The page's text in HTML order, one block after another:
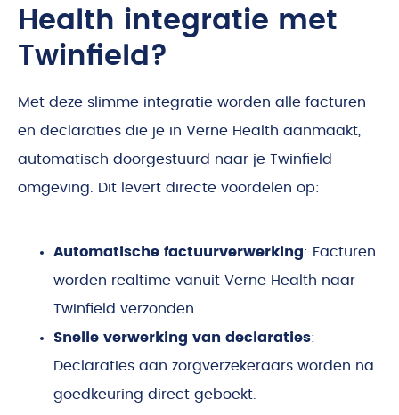
Health integratie met
Twinfield?
Met deze slimme integratie worden alle facturen
en declaraties die je in Verne Health aanmaakt,
automatisch doorgestuurd naar je Twinfield-
omgeving. Dit levert directe voordelen op:
Automatische factuurverwerking: Facturen
worden realtime vanuit Verne Health naar
Twinfield verzonden.
Snelle verwerking van declaraties:
Declaraties aan zorgverzekeraars worden na
goedkeuring direct geboekt.